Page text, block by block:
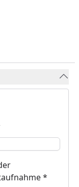
*